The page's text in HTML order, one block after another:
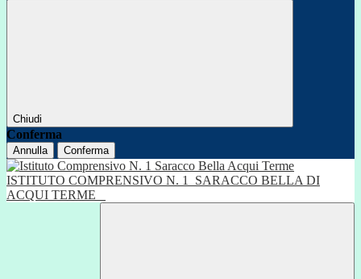
Chiudi
Conferma
Annulla Conferma
ISTITUTO COMPRENSIVO N. 1
SARACCO BELLA DI
ACQUI TERME